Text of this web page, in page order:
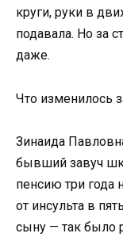
круги, руки в
подавала. Но за
даже.
Что изменилось
Зинаида
бывший завуч
пенсию три года
от инсульта в
сыну — так было